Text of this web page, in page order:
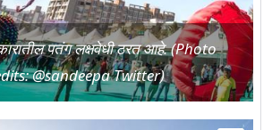
पतंग लक्षवेधी ठरत आहे. (Photo
@sandeepa Twitter)